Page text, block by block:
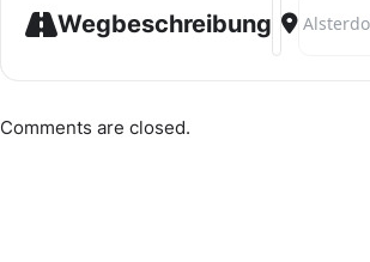
Wegbeschreibung
Address
Comments are closed.